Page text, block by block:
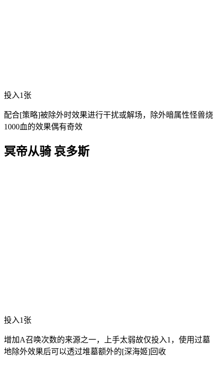
投入1张
配合[策略]被除外时效果进行干扰或解场，除外暗属性怪兽烧
1000血的效果偶有奇效
冥帝从骑 哀多斯
投入1张
增加A召唤次数的来源之一，上手太弱故仅投入1，使用过墓
地除外效果后可以透过堆墓额外的[深海姬]回收